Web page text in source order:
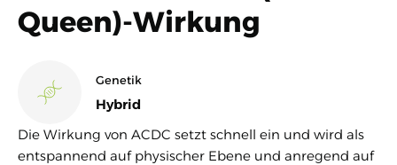
Queen)-Wirkung
Genetik
Hybrid
Die Wirkung von ACDC setzt schnell ein und wird als
entspannend auf physischer Ebene und anregend auf